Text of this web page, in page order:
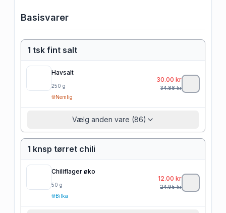
Basisvarer
1 tsk fint salt
Havsalt
250 g
Nemlig
30.00 kr
34.88kr
Vælg anden vare (86)
1 knsp tørret chili
Chiliflager øko
50 g
Bilka
12.00 kr
24.95kr